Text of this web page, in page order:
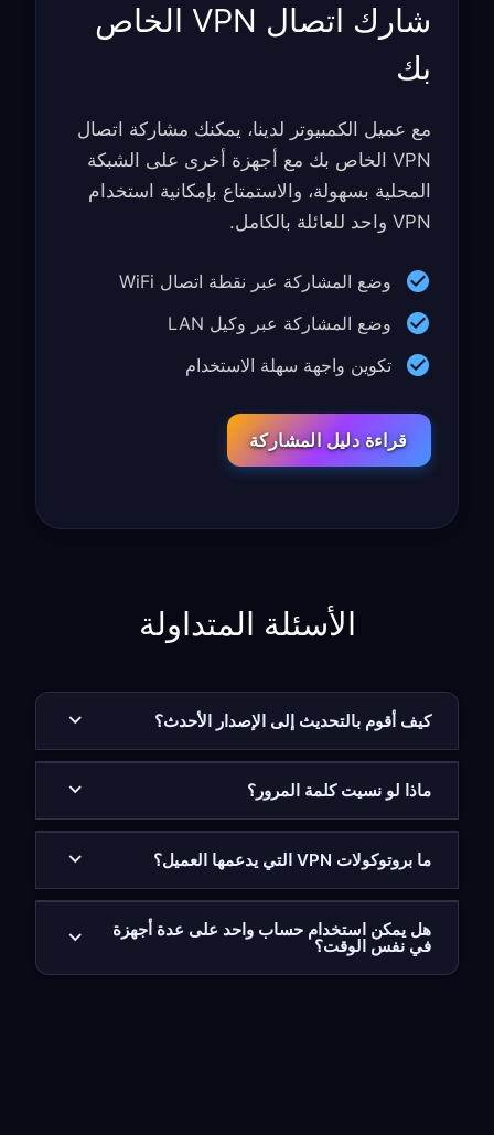
شارك اتصال VPN الخاص
بك
مع عميل الكمبيوتر لدينا، يمكنك مشاركة اتصال
VPN الخاص بك مع أجهزة أخرى على الشبكة
المحلية بسهولة، والاستمتاع بإمكانية استخدام
VPN واحد للعائلة بالكامل.
وضع المشاركة عبر نقطة اتصال WiFi
وضع المشاركة عبر وكيل LAN
تكوين واجهة سهلة الاستخدام
قراءة دليل المشاركة
الأسئلة المتداولة
كيف أقوم بالتحديث إلى الإصدار الأحدث؟
ماذا لو نسيت كلمة المرور؟
ما بروتوكولات VPN التي يدعمها العميل؟
هل يمكن استخدام حساب واحد على عدة أجهزة
في نفس الوقت؟